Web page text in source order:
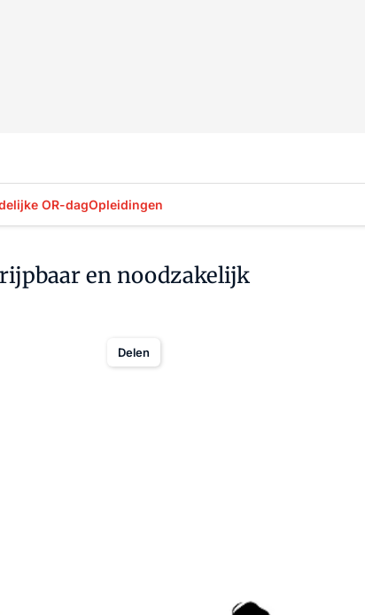
OR-dagOpleidingen
en noodzakelijk
Delen